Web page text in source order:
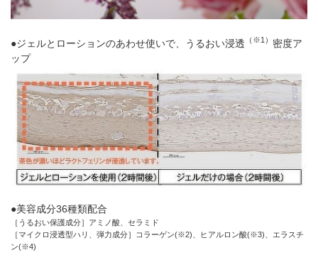
●ジェルとローションのあわせ使いで、うるおい浸透 （※1） 密度ア
ップ
●美容成分36種類配合
［うるおい保護成分］アミノ酸、セラミド
［マイクロ浸透型ハリ、弾力成分］コラーゲン(※2)、ヒアルロン酸(※3)、エラスチ
ン(※4)